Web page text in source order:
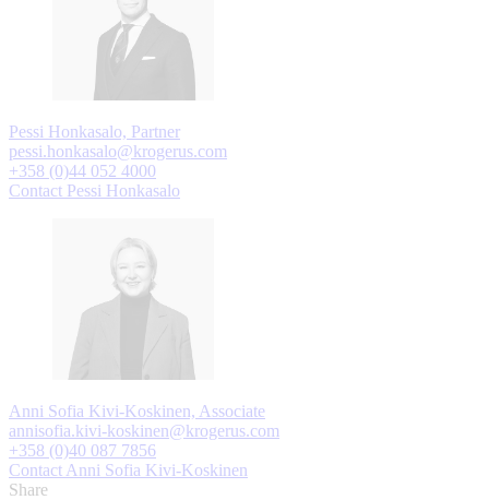
Pessi Honkasalo, Partner
pessi.honkasalo@krogerus.com
+358 (0)44 052 4000
Contact Pessi Honkasalo
Anni Sofia Kivi-Koskinen, Associate
annisofia.kivi-koskinen@krogerus.com
+358 (0)40 087 7856
Contact Anni Sofia Kivi-Koskinen
Share